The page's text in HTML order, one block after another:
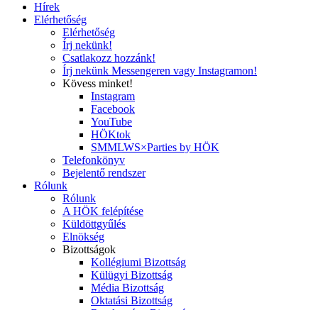
Hírek
Elérhetőség
Elérhetőség
Írj nekünk!
Csatlakozz hozzánk!
Írj nekünk Messengeren vagy Instagramon!
Kövess minket!
Instagram
Facebook
YouTube
HÖKtok
SMMLWS×Parties by HÖK
Telefonkönyv
Bejelentő rendszer
Rólunk
Rólunk
A HÖK felépítése
Küldöttgyűlés
Elnökség
Bizottságok
Kollégiumi Bizottság
Külügyi Bizottság
Média Bizottság
Oktatási Bizottság